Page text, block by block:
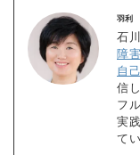
羽利
石
障
自
信
フ
実
て